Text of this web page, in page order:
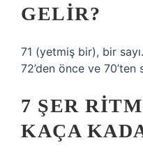
GELIR?
71 (yetmiş bir), bir
72’den önce ve 70’ten
7 ŞER
KAÇA